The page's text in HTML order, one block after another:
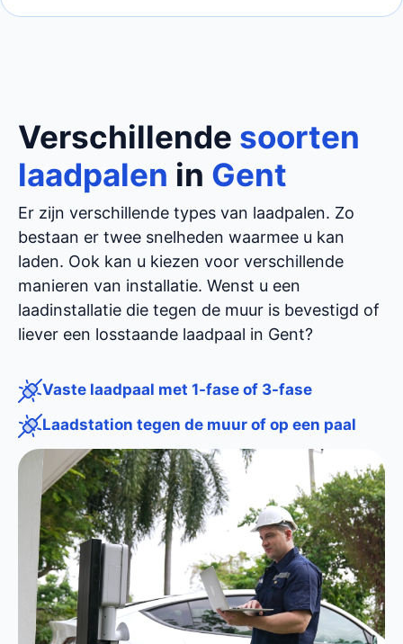
Verschillende soorten
laadpalen in Gent
Er zijn verschillende types van laadpalen. Zo
bestaan er twee snelheden waarmee u kan
laden. Ook kan u kiezen voor verschillende
manieren van installatie. Wenst u een
laadinstallatie die tegen de muur is bevestigd of
liever een losstaande laadpaal in Gent?
Vaste laadpaal met 1-fase of 3-fase
Laadstation tegen de muur of op een paal